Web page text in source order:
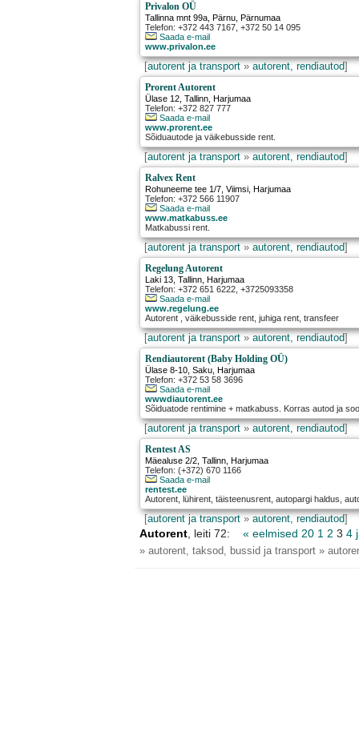
Privalon OÜ
Tallinna mnt 99a Pärnu , Pärnumaa
Telefon: +372 443 7167, +372 50 14 095
Saada e-mail
www.privalon.ee
[autorent ja transport»autorent, rendiautod]
Prorent Autorent
Ülase 12 ,Tallinn , Harjumaa
Telefon: +372 827 777
Saada e-mail
www.prorent.ee
Sõiduautode ja väikebusside rent.
[autorent ja transport»autorent, rendiautod]
Ralvex Rent
Rohuneeme tee 1/7 ,Viimsi , Harjumaa
Telefon: +372 566 11907
Saada e-mail
www.matkabuss.ee
Matkabussi rent.
[autorent ja transport»autorent, rendiautod]
Regelung Autorent
Laki 13 ,Tallinn , Harjumaa
Telefon: +372 651 6222, +3725093358
Saada e-mail
www.regelung.ee
Autorent , väikebusside rent, juhiga rent, transfeer
[autorent ja transport»autorent, rendiautod]
Rendiautorent (Baby Holding OÜ)
Ülase 8-10 ,Saku , Harjumaa
Telefon: +372 53 58 3696
Saada e-mail
wwwdiautorent.ee
Sõiduatode rentimine + matkabuss. Korras autod ja
[autorent ja transport»autorent, rendiautod]
Rentest AS
Mäealuse 2/2 ,Tallinn , Harjumaa
Telefon: (+372) 670 1166
Saada e-mail
rentest.ee
Autorent, lühirent, täisteenusrent, autopargi haldus,
[autorent ja transport»autorent, rendiautod]
Autorent, leiti 72: « eelmised 20 1 2 3 4
» autorent, taksod, bussid ja transport »